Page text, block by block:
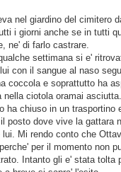
nel giardino del cimitero
i giorni anche se in tutti
ne' di farlo castrare.
settimana si e'
con il sangue al naso
coccola e soprattutto ha
nella ciotola oramai
ha chiuso in un trasportino
posto dove vive la gattara
Mi rendo conto che
per il momento non
Intanto gli e' stata tolta